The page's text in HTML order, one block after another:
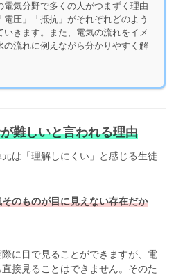
気分野で多くの人がつまずく理由
圧」「抵抗」がそれぞれどのよう
きます。また、電気の流れをイメ
の流れに例えながら分かりやすく解
難しいと言われる理由
は「理解しにくい」と感じる生徒
そのものが目に見えない存在だか
に目で見ることができますが、電
接見ることはできません。そのた